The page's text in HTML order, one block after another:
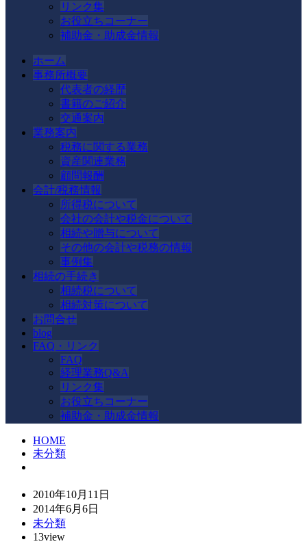
リンク集
お役立ちコーナー
補助金・助成金情報
ホーム
事務所概要
代表者の経歴
書籍のご紹介
交通案内
業務案内
税務に関する業務
資産関連業務
顧問報酬
会計/税務情報
所得税について
会社の会計や税金について
相続や贈与について
その他の会計や税務の情報
事例集
相続の手続き
相続税について
相続対策について
お問合せ
blog
FAQ・リンク
FAQ
経理業務Q&A
リンク集
お役立ちコーナー
補助金・助成金情報
HOME
未分類
2010年10月11日
2014年6月6日
未分類
13view